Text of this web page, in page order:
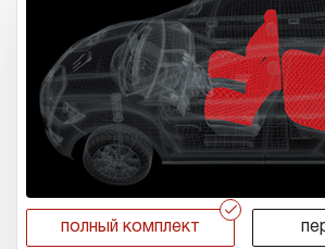
r
полный комплект